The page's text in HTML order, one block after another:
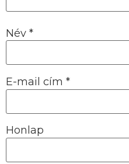
Név *
E-mail cím *
Honlap